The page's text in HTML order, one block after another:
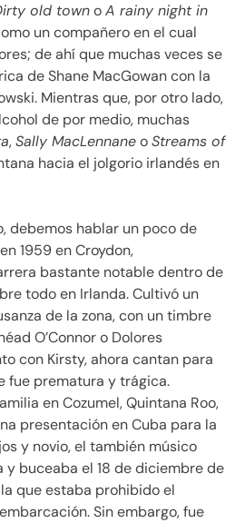
old townoA rainy night in
un compañero en el cual
de ahí que muchas veces se
de Shane MacGowan con la
Mientras que, por otro lado,
de por medio, muchas
,Sally MacLennaneoStreams of
hacia el jolgorio irlandés en
debemos hablar un poco de
1959 en Croydon,
bastante notable dentro de
todo en Irlanda. Cultivó un
de la zona, con un timbre
O’Connor o Dolores
con Kirsty, ahora cantan para
fue prematura y trágica.
en Cozumel, Quintana Roo,
presentación en Cuba para la
y novio, el también músico
y buceaba el 18 de diciembre de
que estaba prohibido el
Sin embargo, fue